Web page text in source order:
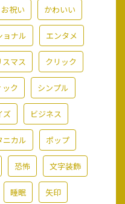
お祝い かわいい
ョナル エンタメ
スマス クリック
ック シンプル
ズ ビジネス
ニカル ポップ
恐怖 文字装飾
睡眠 矢印